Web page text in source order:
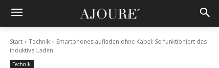
Start Technik
Smartphones aufladen ohne Kabel: So funktioniert das
induktive Laden
Technik